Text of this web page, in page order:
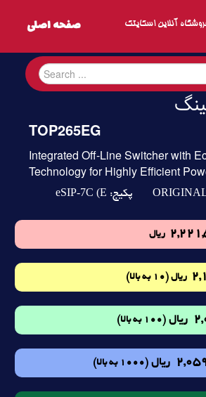
آنلاین اسکایتک
TOP265EG
Integrated Off-Line Switcher with
Technology for Highly Efficient
پکیج: eSIP-7C (E
ریال
ریال (10 به بالا)
ریال (100 به بالا)
ریال (1000 به بالا)